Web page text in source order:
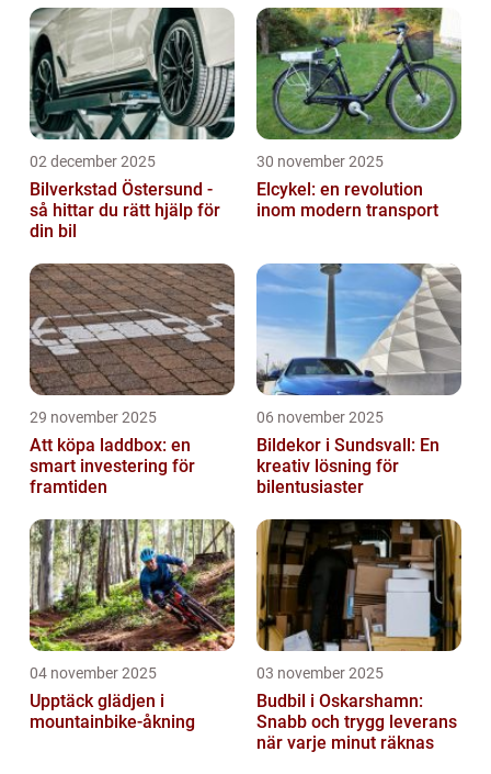
02 december 2025
Bilverkstad Östersund -
så hittar du rätt hjälp för
din bil
30 november 2025
Elcykel: en revolution
inom modern transport
29 november 2025
Att köpa laddbox: en
smart investering för
framtiden
06 november 2025
Bildekor i Sundsvall: En
kreativ lösning för
bilentusiaster
04 november 2025
Upptäck glädjen i
mountainbike-åkning
03 november 2025
Budbil i Oskarshamn:
Snabb och trygg leverans
när varje minut räknas